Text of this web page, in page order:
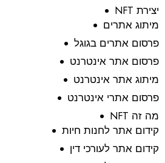
יצירת NFT
מיתוג אתרים
פרסום אתרים בגוגל
פרסום אתר אינטרנט
מיתוג אתר אינטרנט
פרסום אתרי אינטרנט
מה זה NFT
קידום אתר לחנות חיות
קידום אתר לעורכי דין